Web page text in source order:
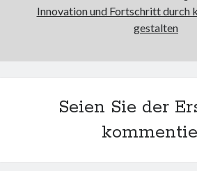
Innovation und Fortschritt durch
gestalten
Seien Sie der